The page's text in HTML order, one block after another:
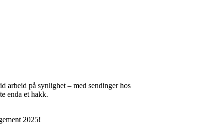
arbeid på synlighet – med sendinger hos
enda et hakk.
2025!